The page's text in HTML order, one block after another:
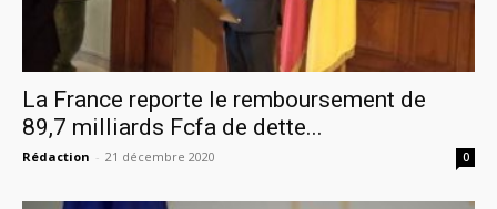
La France reporte le remboursement de
89,7 milliards Fcfa de dette...
Rédaction - 21 décembre 2020 0